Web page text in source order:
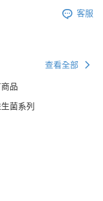
客服
查看全部
品
菌系列